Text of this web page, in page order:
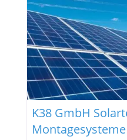
Blaschke Solar wurde
Energielösungen zu
aktiv
K38 GmbH
Montagesysteme